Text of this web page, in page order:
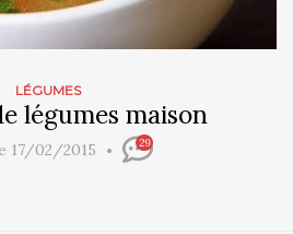
LÉGUMES
légumes maison
17/02/2015 29